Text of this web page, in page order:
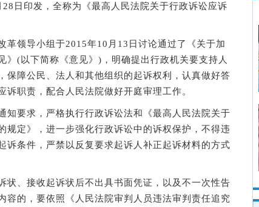
印发，全称为《最高人民法院关于行政诉讼应诉
领导小组于2015年10月13日讨论通过了《关于加
》(以下简称《意见》)，明确提出行政机关要支持人
保障公民、法人和其他组织的起诉权利，认真做好答
诉职责，配合人民法院做好开庭审理工作。
要求，严格执行行政诉讼法和《最高人民法院关于
规定》，进一步强化行政诉讼中的诉权保护，不得违
诉条件，严禁以反复要求起诉人补正起诉材料的方式
、接收起诉状后不出具书面凭证，以及不一次性告
容的，要依照《人民法院审判人员违法审判责任追究